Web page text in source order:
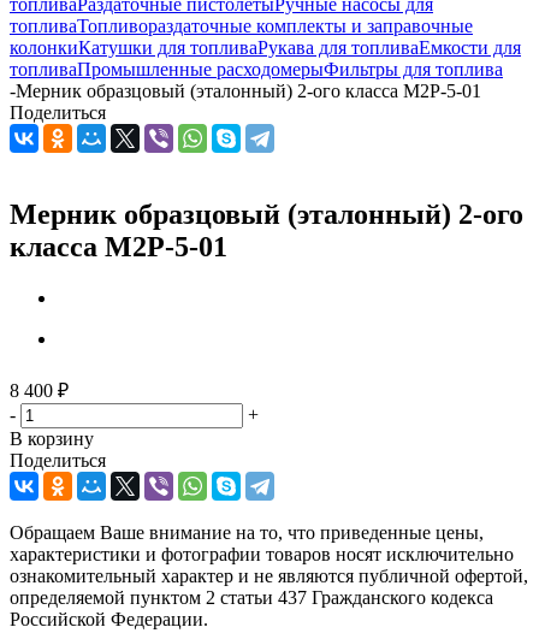
топливаРаздаточные пистолетыРучные насосы для
топливаТопливораздаточные комплекты и заправочные
колонкиКатушки для топливаРукава для топливаЕмкости для
топливаПромышленные расходомерыФильтры для топлива
-Мерник образцовый (эталонный) 2-ого класса М2Р-5-01
Поделиться
Мерник образцовый (эталонный) 2-ого
класса М2Р-5-01
8 400 ₽
-
+
В корзину
Поделиться
Обращаем Ваше внимание на то, что приведенные цены,
характеристики и фотографии товаров носят исключительно
ознакомительный характер и не являются публичной офертой,
определяемой пунктом 2 статьи 437 Гражданского кодекса
Российской Федерации.